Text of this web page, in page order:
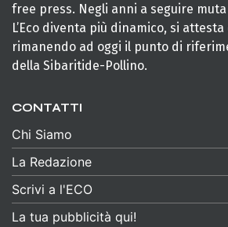
free press. Negli anni a seguire
L’Eco diventa più dinamico, si
rimanendo ad oggi il punto di
della Sibaritide-Pollino.
CONTATTI
Chi Siamo
La Redazione
Scrivi a l'ECO
La tua pubblicità qui!